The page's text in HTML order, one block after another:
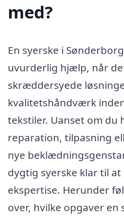
med?
En syerske i
uvurderlig hjælp, når
skræddersyede
kvalitetshåndværk
tekstiler. Uanset om du
reparation, tilpasning
nye
dygtig syerske klar til
ekspertise. Herunder
over, hvilke opgaver en